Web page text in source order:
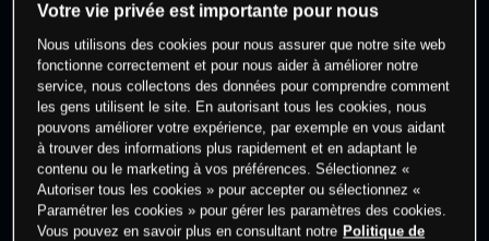
0 % des clients ont une position à
cet actif
Commencez à trader
Votre vie privée est importante pour nous
Nous utilisons des cookies pour nous assurer que notre site web
fonctionne correctement et pour nous aider à améliorer notre
service, nous collectons des données pour comprendre comment
les gens utilisent le site. En autorisant tous les cookies, nous
pouvons améliorer votre expérience, par exemple en vous aidant
à trouver des informations plus rapidement et en adaptant le
contenu ou le marketing à vos préférences. Sélectionnez «
Autoriser tous les cookies » pour accepter ou sélectionnez «
Paramétrer les cookies » pour gérer les paramètres des cookies.
Vous pouvez en savoir plus en consultant notre Politique de